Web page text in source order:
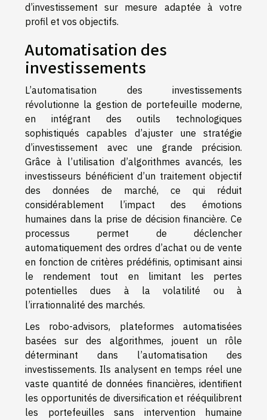
d’investissement sur mesure adaptée à votre
profil et vos objectifs.
Automatisation des
investissements
L’automatisation des investissements
révolutionne la gestion de portefeuille moderne,
en intégrant des outils technologiques
sophistiqués capables d’ajuster une stratégie
d’investissement avec une grande précision.
Grâce à l’utilisation d’algorithmes avancés, les
investisseurs bénéficient d’un traitement objectif
des données de marché, ce qui réduit
considérablement l’impact des émotions
humaines dans la prise de décision financière. Ce
processus permet de déclencher
automatiquement des ordres d’achat ou de vente
en fonction de critères prédéfinis, optimisant ainsi
le rendement tout en limitant les pertes
potentielles dues à la volatilité ou à
l’irrationnalité des marchés.
Les robo-advisors, plateformes automatisées
basées sur des algorithmes, jouent un rôle
déterminant dans l’automatisation des
investissements. Ils analysent en temps réel une
vaste quantité de données financières, identifient
les opportunités de diversification et rééquilibrent
les portefeuilles sans intervention humaine